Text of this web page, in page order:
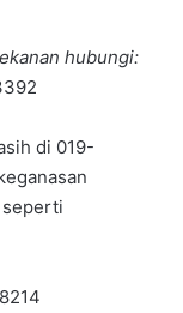
hubungi:
di 019-
seperti